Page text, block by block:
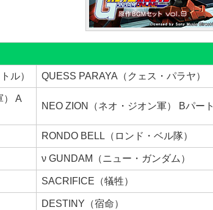
ル） QUESS PARAYA（クェス・パラヤ）
） A
NEO ZION（ネオ・ジオン軍） Bパート
RONDO BELL（ロンド・ベル隊）
ν GUNDAM（ニュー・ガンダム）
SACRIFICE（犠牲）
DESTINY（宿命）